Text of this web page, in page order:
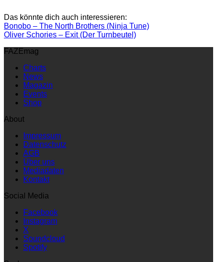
Das könnte dich auch interessieren:
Bonobo – The North Brothers (Ninja Tune)
Oliver Schories – Exit (Der Turnbeutel)
FAZEmag
Charts
News
Magazin
Events
Shop
About
Impressum
Datenschutz
AGB
Über uns
Mediadaten
Kontakt
Social Media
Facebook
Instagram
X
Soundcloud
Spotify